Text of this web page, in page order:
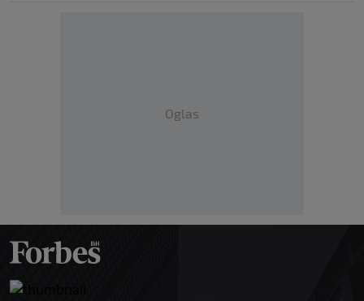
Oglas